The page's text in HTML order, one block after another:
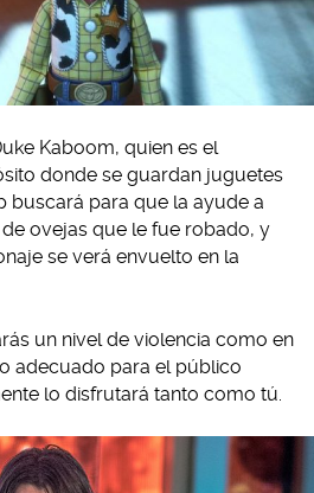
Kaboom, quien es el
donde se guardan juguetes
buscará para que la ayude a
ovejas que le fue robado, y
se verá envuelto en la
un nivel de violencia como en
adecuado para el público
lo disfrutará tanto como tú.